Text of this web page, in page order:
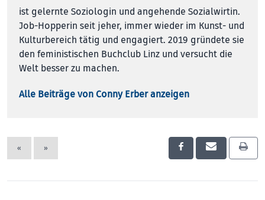
ist gelernte Soziologin und angehende Sozialwirtin.
Job-Hopperin seit jeher, immer wieder im Kunst- und
Kulturbereich tätig und engagiert. 2019 gründete sie
den feministischen Buchclub Linz und versucht die
Welt besser zu machen.
Alle Beiträge von Conny Erber anzeigen
« »